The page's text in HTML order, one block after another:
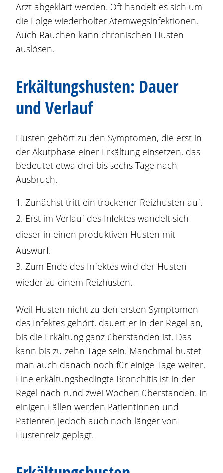
Arzt abgeklärt werden. Oft handelt es sich um
die Folge wiederholter Atemwegsinfektionen.
Auch Rauchen kann chronischen Husten
auslösen.
Erkältungshusten: Dauer
und Verlauf
Husten gehört zu den Symptomen, die erst in
der Akutphase einer Erkältung einsetzen, das
bedeutet etwa drei bis sechs Tage nach
Ausbruch.
Zunächst tritt ein trockener Reizhusten auf.
Erst im Verlauf des Infektes wandelt sich
dieser in einen produktiven Husten mit
Auswurf.
Zum Ende des Infektes wird der Husten
wieder zu einem Reizhusten.
Weil Husten nicht zu den ersten Symptomen
des Infektes gehört, dauert er in der Regel an,
bis die Erkältung ganz überstanden ist. Das
kann bis zu zehn Tage sein. Manchmal hustet
man auch danach noch für einige Tage weiter.
Eine erkältungsbedingte Bronchitis ist in der
Regel nach rund zwei Wochen überstanden. In
einigen Fällen werden Patientinnen und
Patienten jedoch auch noch länger von
Hustenreiz geplagt.